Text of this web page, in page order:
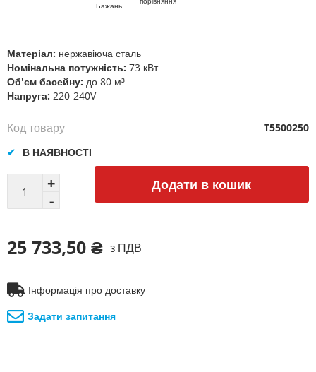
Бажань
Матеріал: нержавіюча сталь
Номінальна потужність: 73 кВт
Об'єм басейну: до 80 м³
Напруга: 220-240V
Додати в кошик
25 733,50 ₴ з ПДВ
В НАЯВНОСТІ
Код товару T5500250
Інформація про доставку
Задати запитання